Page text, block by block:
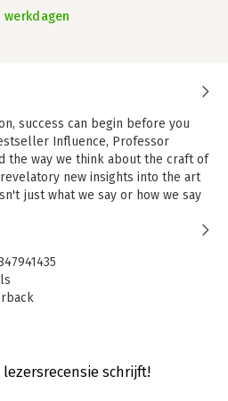
werkdagen
success can begin before you
Influence, Professor
the way we think about the craft of
new insights into the art
just what we say or how we say
suasion", where subtle turns of
can prime people to say "Yes"
And as Cialdini reveals, it's a world
the tools of pre-suasion, you
- even persuade yourself to do
studies, Pre-Suasion is a
schrijft!